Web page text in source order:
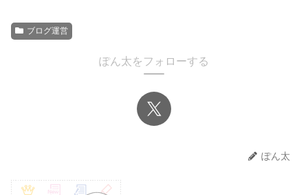
ブログ運営
ぽん太をフォローする
ぽん太